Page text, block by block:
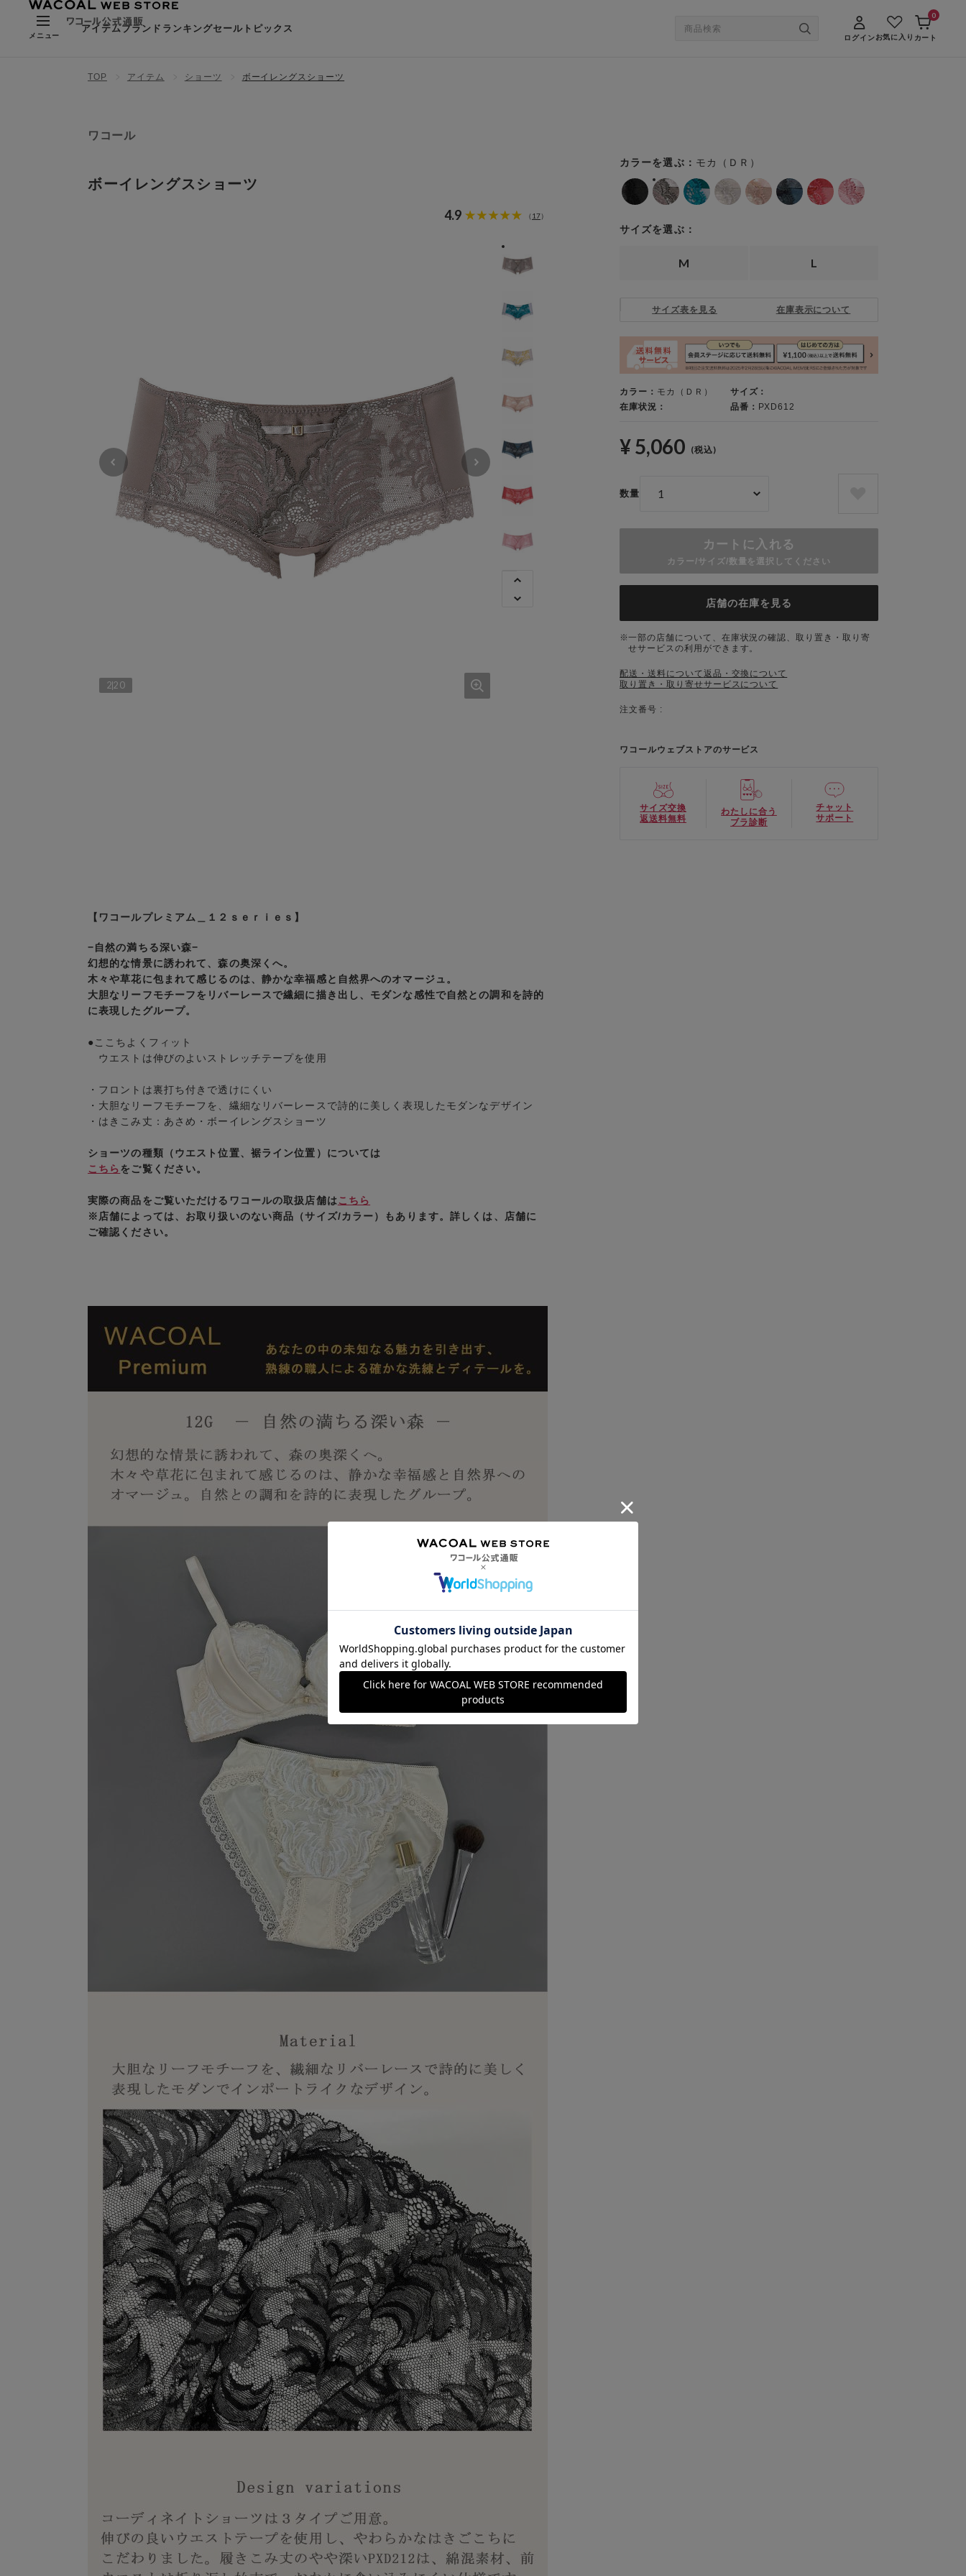
メニュー
アイテムブランド ランキングセールトピックス
ログインお気に入り カート
0
TOP アイテム ショーツ ボーイレングスショーツ
ワコール
ボーイレングスショーツ
4.9
（ 17）
220
カラーを選ぶ： モカ（ＤＲ）
サイズを選ぶ：
M L
サイズ表を見る 在庫表示について
カラー： モカ（ＤＲ）
サイズ：
在庫状況：
品番： PXD612
¥ 5,060 (税込)
数量
カートに入れる
カラー/サイズ/数量を選択してください
店舗の在庫を見る
一部の店舗について、在庫状況の確認、取り置き・取り寄
せサービスの利用ができます。
配送・送料について返品・交換について
取り置き・取り寄せサービスについて
注文番号 :
ワコールウェブストアのサービス
サイズ交換
返送料無料
わたしに合う
ブラ診断
チャット
サポート
【ワコールプレミアム＿１２ｓｅｒｉｅｓ】
−自然の満ちる深い森−
幻想的な情景に誘われて、森の奥深くへ。
木々や草花に包まれて感じるのは、静かな幸福感と自然界へのオマージュ。
大胆なリーフモチーフをリバーレースで繊細に描き出し、モダンな感性で自然との調和を詩的
に表現したグループ。
●ここちよくフィット
ウエストは伸びのよいストレッチテープを使用
・フロントは裏打ち付きで透けにくい
・大胆なリーフモチーフを、繊細なリバーレースで詩的に美しく表現したモダンなデザイン
・はきこみ丈：あさめ・ボーイレングスショーツ
ショーツの種類（ウエスト位置、裾ライン位置）については
こちらをご覧ください。
実際の商品をご覧いただけるワコールの取扱店舗はこちら
※店舗によっては、お取り扱いのない商品（サイズ/カラー）もあります。詳しくは、店舗に
ご確認ください。